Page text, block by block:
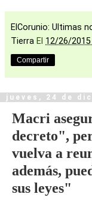
ElCorunio: Ultimas
Tierra El 12/26/2015
Compartir
jueves, 24 de
Macri
decreto",
vuelva a
además,
sus leyes"